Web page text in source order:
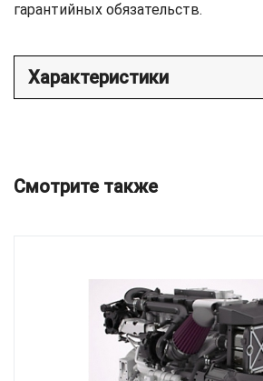
гарантийных обязательств.
Характеристики
Смотрите также